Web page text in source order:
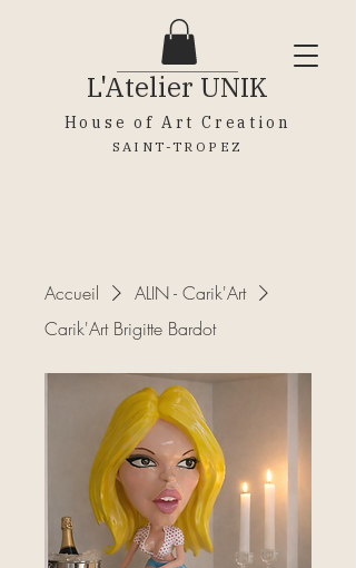
L'Atelier UNIK
House of Art Creation
SAINT-TROPEZ
Accueil
ALIN - Carik'Art
Carik'Art Brigitte Bardot